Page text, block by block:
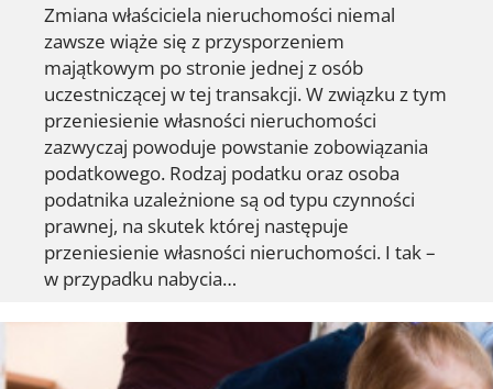
Zmiana właściciela nieruchomości niemal
zawsze wiąże się z przysporzeniem
majątkowym po stronie jednej z osób
uczestniczącej w tej transakcji. W związku z tym
przeniesienie własności nieruchomości
zazwyczaj powoduje powstanie zobowiązania
podatkowego. Rodzaj podatku oraz osoba
podatnika uzależnione są od typu czynności
prawnej, na skutek której następuje
przeniesienie własności nieruchomości. I tak –
w przypadku nabycia…